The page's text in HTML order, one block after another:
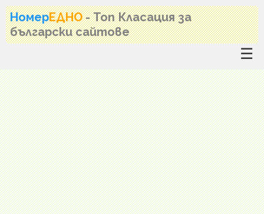
НомерЕДНО - Топ Класация за
български сайтове
☰